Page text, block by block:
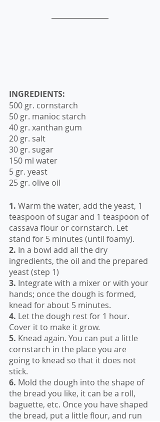
INGREDIENTS:
500 gr. cornstarch
50 gr. manioc starch
40 gr. xanthan gum
20 gr. salt
30 gr. sugar
150 ml water
5 gr. yeast
25 gr. olive oil
1. Warm the water, add the yeast, 1
teaspoon of sugar and 1 teaspoon of
cassava flour or cornstarch. Let
stand for 5 minutes (until foamy).
2. In a bowl add all the dry
ingredients, the oil and the prepared
yeast (step 1)
3. Integrate with a mixer or with your
hands; once the dough is formed,
knead for about 5 minutes.
4. Let the dough rest for 1 hour.
Cover it to make it grow.
5. Knead again. You can put a little
cornstarch in the place you are
going to knead so that it does not
stick.
6. Mold the dough into the shape of
the bread you like, it can be a roll,
baguette, etc. Once you have shaped
the bread, put a little flour, and run